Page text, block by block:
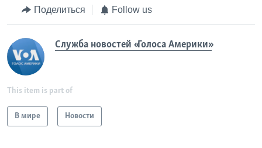
Поделиться Follow us
Служба новостей «Голоса Америки»
This item is part of
В мире Новости